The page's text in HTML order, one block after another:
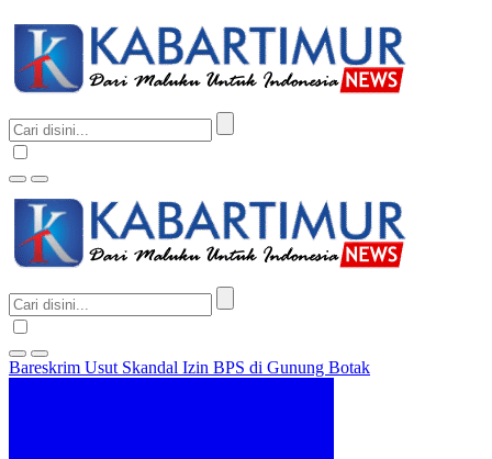
Bareskrim Usut Skandal Izin BPS di Gunung Botak